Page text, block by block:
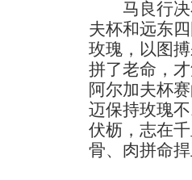
马良行决
夫杯和远东
玫瑰，以图
拼了老命，
阿尔加夫杯
迈保持玫瑰
伏枥，志在
骨、肉拼命